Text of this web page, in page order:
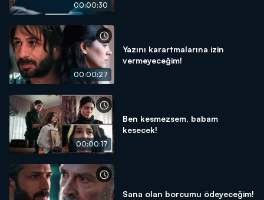
00:00:30
00:00:27
Yazını karartmalarına izin
vermeyeceğim!
00:00:17
Ben kesmezsem, babam
kesecek!
Sana olan borcumu ödeyeceğim!